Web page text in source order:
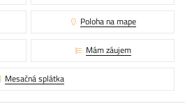
Poloha na mape
Mám záujem
Mesačná splátka